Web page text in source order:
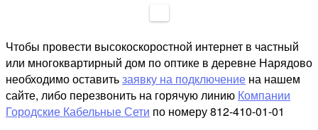
Чтобы провести высокоскоростной интернет в частный
или многоквартирный дом по оптике в деревне Нарядово
необходимо оставитьзаявку на подключение на нашем
сайте, либо перезвонить на горячую линию Компании
Городские Кабельные Сети по номеру 812-410-01-01